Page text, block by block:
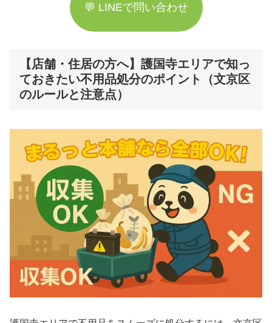
💬 LINEで問い合わせ
【店舗・住居の方へ】護国寺エリアで知っ
ておきたい不用品処分のポイント（文京区
のルールと注意点）